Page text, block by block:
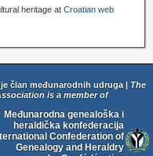
heritage at Croatian web
član međunarodnih udruga | The
is a member of
Međunarodna genealoška i
heraldička konfederacija
Confederation of
Genealogy and Heraldry